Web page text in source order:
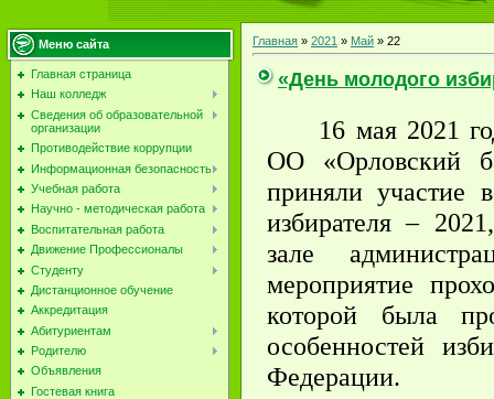
Меню сайта
Главная страница
Наш колледж
Сведения об образовательной
организации
Противодействие коррупции
Информационная безопасность
Учебная работа
Научно - методическая работа
Воспитательная работа
Движение Профессионалы
Студенту
Дистанционное обучение
Аккредитация
Абитуриентам
Родителю
Объявления
Гостевая книга
Главная » 2021 » Май » 22
«День молодого
16 мая 2021
ОО «Орловский
приняли участие
избирателя –
зале
мероприятие
которой была
особенностей
Федерации.